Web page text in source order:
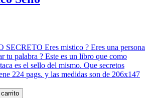
Eres mistico ? Eres una persona
tu palabra ? Este es un libro que como
es el sello del mismo. Que secretos
224 pags. y las medidas son de 206x147